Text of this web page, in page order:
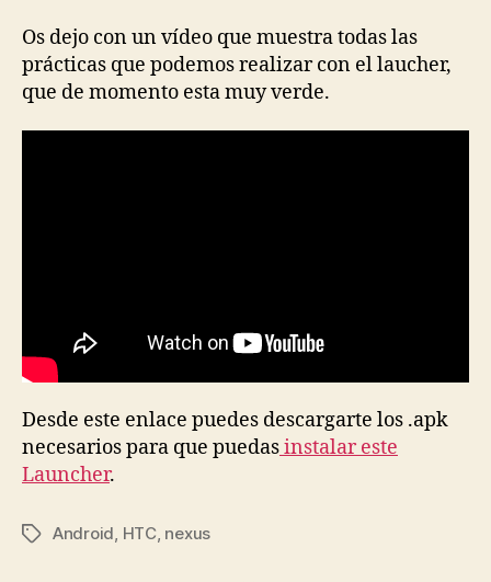
Os dejo con un vídeo que muestra todas las
prácticas que podemos realizar con el laucher,
que de momento esta muy verde.
Desde este enlace puedes descargarte los .apk
necesarios para que puedasinstalar este
Launcher.
Etiquetas
Android, HTC, nexus